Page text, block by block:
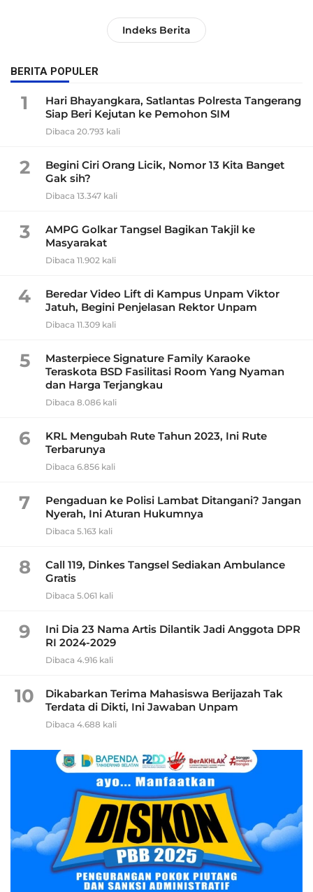
Indeks Berita
BERITA POPULER
1
Hari Bhayangkara, Satlantas Polresta Tangerang
Siap Beri Kejutan ke Pemohon SIM
Dibaca 20.793 kali
2
Begini Ciri Orang Licik, Nomor 13 Kita Banget
Gak sih?
Dibaca 13.347 kali
3
AMPG Golkar Tangsel Bagikan Takjil ke
Masyarakat
Dibaca 11.902 kali
4
Beredar Video Lift di Kampus Unpam Viktor
Jatuh, Begini Penjelasan Rektor Unpam
Dibaca 11.309 kali
5
Masterpiece Signature Family Karaoke
Teraskota BSD Fasilitasi Room Yang Nyaman
dan Harga Terjangkau
Dibaca 8.086 kali
6
KRL Mengubah Rute Tahun 2023, Ini Rute
Terbarunya
Dibaca 6.856 kali
7
Pengaduan ke Polisi Lambat Ditangani? Jangan
Nyerah, Ini Aturan Hukumnya
Dibaca 5.163 kali
8
Call 119, Dinkes Tangsel Sediakan Ambulance
Gratis
Dibaca 5.061 kali
9
Ini Dia 23 Nama Artis Dilantik Jadi Anggota DPR
RI 2024-2029
Dibaca 4.916 kali
10
Dikabarkan Terima Mahasiswa Berijazah Tak
Terdata di Dikti, Ini Jawaban Unpam
Dibaca 4.688 kali